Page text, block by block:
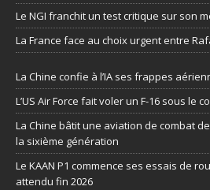
Le NGI franchit un test critique sur son
La France face au choix urgent entre
La Chine confie à l’IA ses frappes
L’US Air Force fait voler un F-16 sous le
La Chine bâtit une aviation de combat
la sixième génération
Le KAAN P1 commence ses essais de
attendu fin 2026